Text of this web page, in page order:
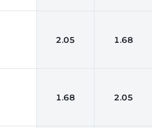
2.05 1.68
1.68 2.05